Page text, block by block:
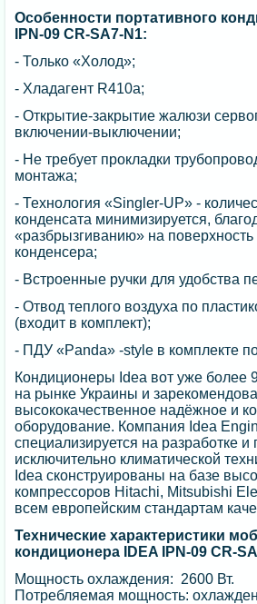
Особенности портативного
IPN-09 CR-SA7-N1:
- Только «Холод»;
- Хладагент R410a;
- Открытие-закрытие жалюзи
включении-выключении;
- Не требует прокладки
монтажа;
- Технология «Singler-UP» -
конденсата минимизируется,
«разбрызгиванию» на поверхность
конденсера;
- Встроенные ручки для удобства
- Отвод теплого воздуха по
(входит в комплект);
- ПДУ «Panda» -style в комплекте
Кондиционеры Idea вот уже более
на рынке Украины и
высококачественное надёжное и
оборудование. Компания Idea
специализируется на разработке и
исключительно климатической
Idea сконструированы на базе
компрессоров Hitachi, Mitsubishi
всем европейским стандартам
Технические характеристики
кондиционера IDEA IPN-09 CR-
Мощность охлаждения: 2600 Вт.
Потребляемая мощность: